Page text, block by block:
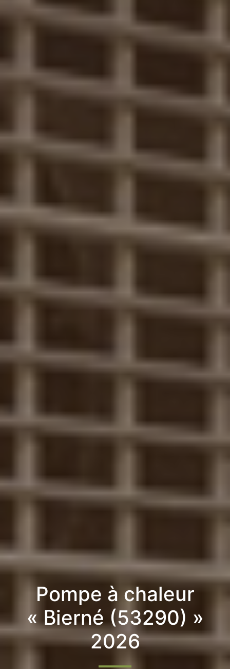
Pompe à chaleur
« Bierné (53290) »
2026